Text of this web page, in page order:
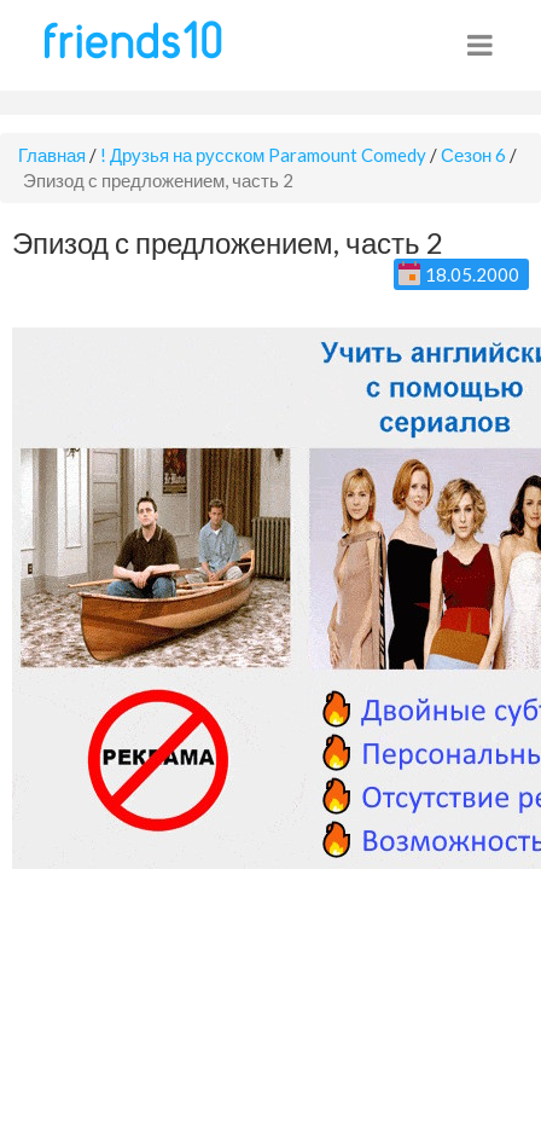
Главная / ! Друзья на русском Paramount Comedy /Сезон 6 /
Эпизод с предложением, часть 2
Эпизод с предложением, часть 2
18.05.2000